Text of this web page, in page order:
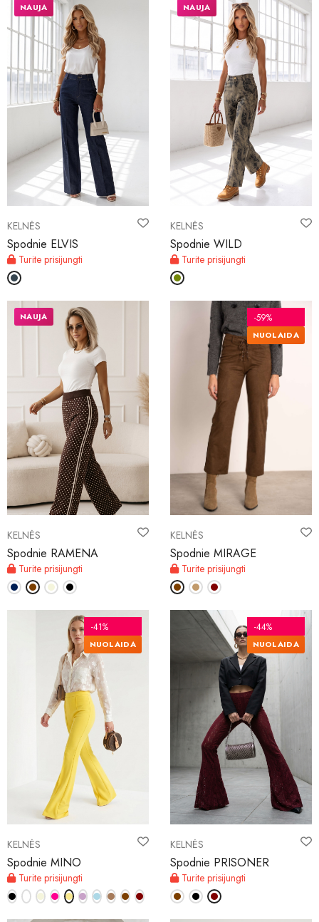
KELNĖS
Spodnie ELVIS
Turite prisijungti
NAUJA
KELNĖS
Spodnie WILD
Turite prisijungti
NAUJA
KELNĖS
Spodnie RAMENA
Turite prisijungti
NAUJA
KELNĖS
Spodnie MIRAGE
Turite prisijungti
-59%
NUOLAIDA
KELNĖS
Spodnie MINO
Turite prisijungti
-41%
NUOLAIDA
KELNĖS
Spodnie PRISONER
Turite prisijungti
-44%
NUOLAIDA